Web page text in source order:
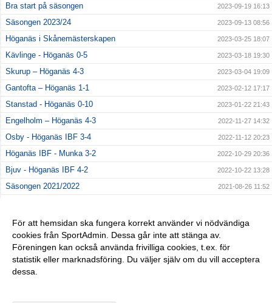
Bra start på säsongen 2023-09-19 16:13
Säsongen 2023/24 2023-09-13 08:56
Höganäs i Skånemästerskapen 2023-03-25 18:07
Kävlinge - Höganäs 0-5 2023-03-18 19:30
Skurup – Höganäs 4-3 2023-03-04 19:09
Gantofta – Höganäs 1-1 2023-02-12 17:17
Stanstad - Höganäs 0-10 2023-01-22 21:43
Engelholm – Höganäs 4-3 2022-11-27 14:32
Osby - Höganäs IBF 3-4 2022-11-12 20:23
Höganäs IBF - Munka 3-2 2022-10-29 20:36
Bjuv - Höganäs IBF 4-2 2022-10-22 13:28
Säsongen 2021/2022 2021-08-26 11:52
Säsongen 2019/2020 2020-01-14 11:24
Teckning från Genarp 2018-04-04 21:17
Matchreferat Södra Sandby 4/3 2018-03-06 22:24
För att hemsidan ska fungera korrekt använder vi nödvändiga
cookies från SportAdmin. Dessa går inte att stänga av.
Föreningen kan också använda frivilliga cookies, t.ex. för
statistik eller marknadsföring. Du väljer själv om du vill acceptera
dessa.